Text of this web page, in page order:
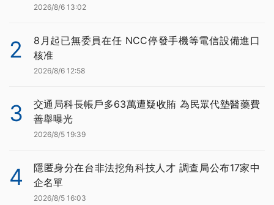
2026/8/6 13:02
2
8月起已無委員在任 NCC停發手機等電信設備進口
核准
2026/8/6 12:58
3
交通局科長帳戶多63萬遭疑收賄 為民眾代墊醫藥費
善舉曝光
2026/8/5 19:39
4
隱匿身分在台非法挖角科技人才 調查局公布17家中
企名單
2026/8/5 16:03